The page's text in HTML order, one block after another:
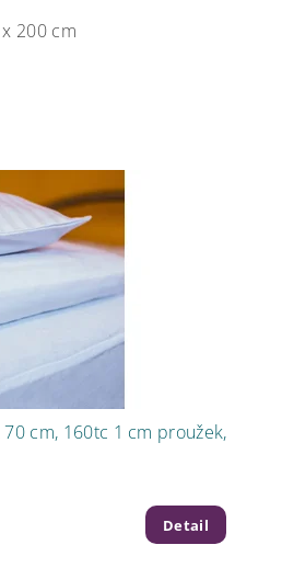
200 cm
cm, 160tc 1 cm proužek,
Detail